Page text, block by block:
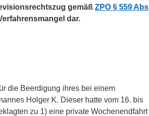
gemäß ZPO § 559 Abs
dar.
die Beerdigung ihres bei einem
Holger K. Dieser hatte vom 16. bis
zu 1) eine private Wochenendfahrt